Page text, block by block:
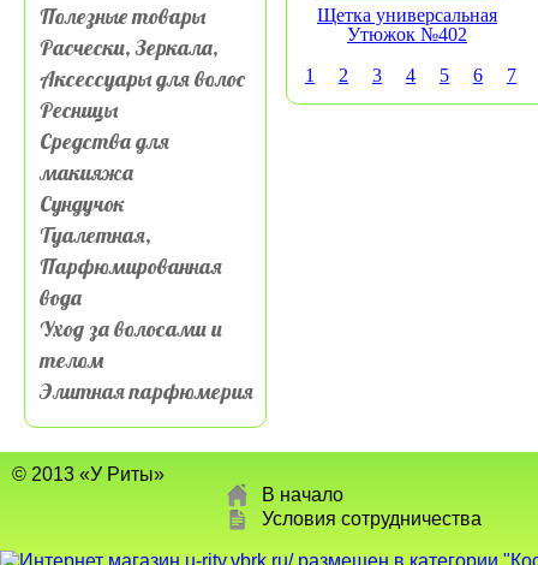
Полезные товары
Расчески, Зеркала,
Аксессуары для волос
Ресницы
Средства для
макияжа
Сундучок
Туалетная,
Парфюмированная
вода
Уход за волосами и
телом
Элитная парфюмерия
Щетка универсальная
Утюжок №402
1
2 3 4 5 6 7
© 2013 «У Риты»
В начало
Условия сотрудничества